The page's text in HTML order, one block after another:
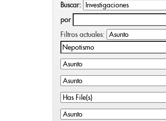
Buscar:
por
Filtros actuales: